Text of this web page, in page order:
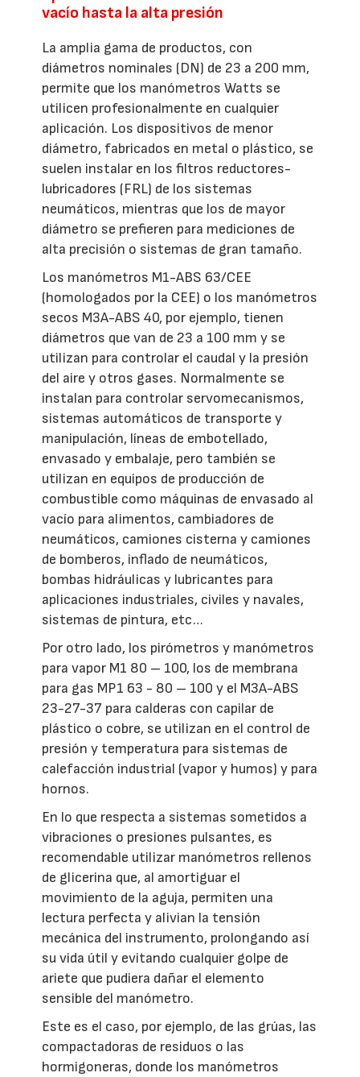
vacío hasta la alta presión
La amplia gama de productos, con
diámetros nominales (DN) de 23 a 200 mm,
permite que los manómetros Watts se
utilicen profesionalmente en cualquier
aplicación. Los dispositivos de menor
diámetro, fabricados en metal o plástico, se
suelen instalar en los filtros reductores-
lubricadores (FRL) de los sistemas
neumáticos, mientras que los de mayor
diámetro se prefieren para mediciones de
alta precisión o sistemas de gran tamaño.
Los manómetros M1-ABS 63/CEE
(homologados por la CEE) o los manómetros
secos M3A-ABS 40, por ejemplo, tienen
diámetros que van de 23 a 100 mm y se
utilizan para controlar el caudal y la presión
del aire y otros gases. Normalmente se
instalan para controlar servomecanismos,
sistemas automáticos de transporte y
manipulación, líneas de embotellado,
envasado y embalaje, pero también se
utilizan en equipos de producción de
combustible como máquinas de envasado al
vacío para alimentos, cambiadores de
neumáticos, camiones cisterna y camiones
de bomberos, inflado de neumáticos,
bombas hidráulicas y lubricantes para
aplicaciones industriales, civiles y navales,
sistemas de pintura, etc…
Por otro lado, los pirómetros y manómetros
para vapor M1 80 – 100, los de membrana
para gas MP1 63 - 80 – 100 y el M3A-ABS
23-27-37 para calderas con capilar de
plástico o cobre, se utilizan en el control de
presión y temperatura para sistemas de
calefacción industrial (vapor y humos) y para
hornos.
En lo que respecta a sistemas sometidos a
vibraciones o presiones pulsantes, es
recomendable utilizar manómetros rellenos
de glicerina que, al amortiguar el
movimiento de la aguja, permiten una
lectura perfecta y alivian la tensión
mecánica del instrumento, prolongando así
su vida útil y evitando cualquier golpe de
ariete que pudiera dañar el elemento
sensible del manómetro.
Este es el caso, por ejemplo, de las grúas, las
compactadoras de residuos o las
hormigoneras, donde los manómetros